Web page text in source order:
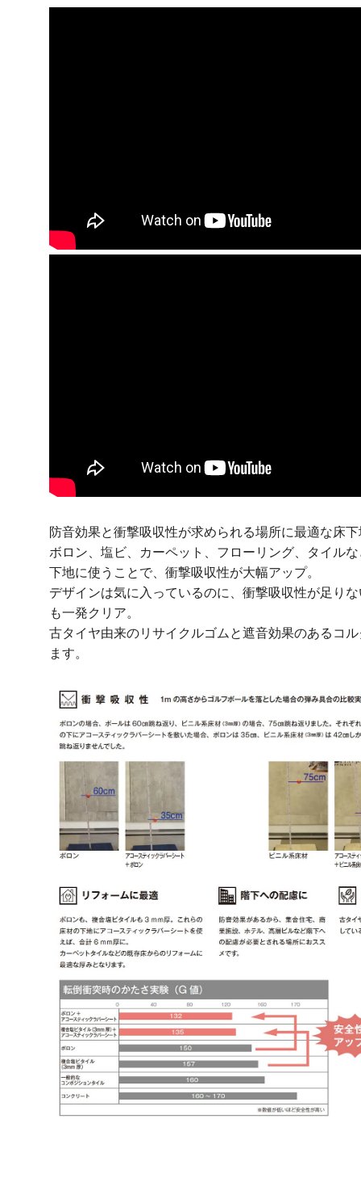
防音効果と衝撃吸収性が求められる場所に最適な床
ボロン、塩ビ、カーペット、フローリング、タイル
下地に使うことで、衝撃吸収性が大幅アップ。
デザインは気に入っているのに、衝撃吸収性が足り
も一発クリア。
古タイヤ由来のリサイクルゴムと遮音効果のあるコ
ます。